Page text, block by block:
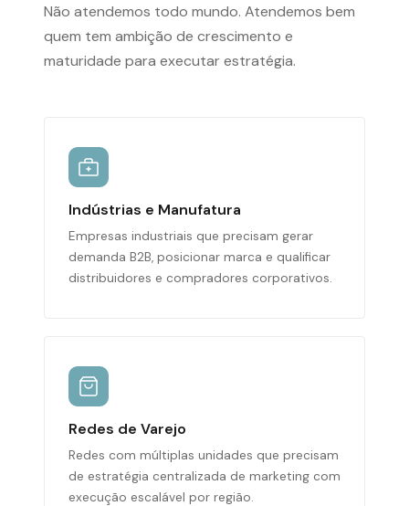
Não atendemos todo mundo. Atendemos bem
quem tem ambição de crescimento e
maturidade para executar estratégia.
Indústrias e Manufatura
Empresas industriais que precisam gerar
demanda B2B, posicionar marca e qualificar
distribuidores e compradores corporativos.
Redes de Varejo
Redes com múltiplas unidades que precisam
de estratégia centralizada de marketing com
execução escalável por região.